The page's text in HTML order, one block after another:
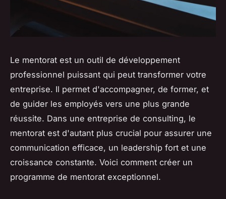
Le mentorat est un outil de développement
professionnel puissant qui peut transformer votre
entreprise. Il permet d'accompagner, de former, et
de guider les employés vers une plus grande
réussite. Dans une entreprise de consulting, le
mentorat est d'autant plus crucial pour assurer une
communication efficace, un leadership fort et une
croissance constante. Voici comment créer un
programme de mentorat exceptionnel.